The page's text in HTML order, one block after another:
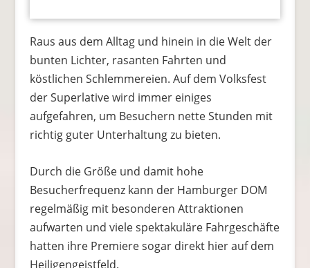
Raus aus dem Alltag und hinein in die Welt der
bunten Lichter, rasanten Fahrten und
köstlichen Schlemmereien. Auf dem Volksfest
der Superlative wird immer einiges
aufgefahren, um Besuchern nette Stunden mit
richtig guter Unterhaltung zu bieten.
Durch die Größe und damit hohe
Besucherfrequenz kann der Hamburger DOM
regelmäßig mit besonderen Attraktionen
aufwarten und viele spektakuläre Fahrgeschäfte
hatten ihre Premiere sogar direkt hier auf dem
Heiligengeistfeld.